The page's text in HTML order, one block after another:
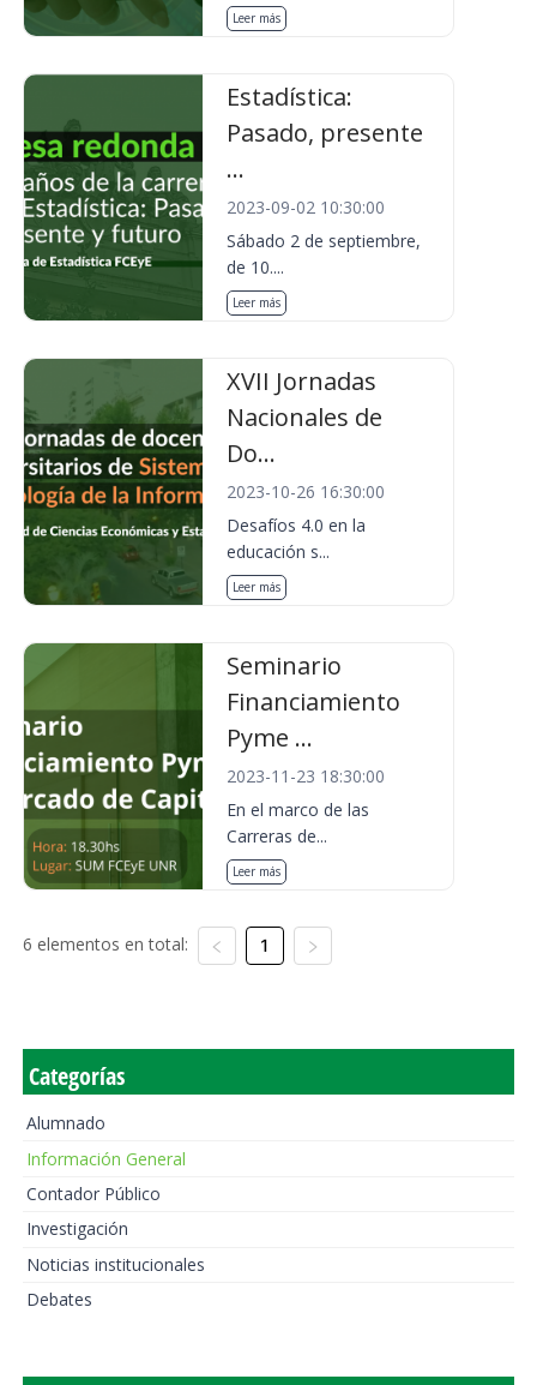
Leer más
Estadística:
Pasado, presente
...
2023-09-02 10:30:00
Sábado 2 de septiembre,
de 10....
Leer más
XVII Jornadas
Nacionales de
Do...
2023-10-26 16:30:00
Desafíos 4.0 en la
educación s...
Leer más
Seminario
Financiamiento
Pyme ...
2023-11-23 18:30:00
En el marco de las
Carreras de...
Leer más
6 elementos en total: 1
Categorías
Alumnado
Información General
Contador Público
Investigación
Noticias institucionales
Debates